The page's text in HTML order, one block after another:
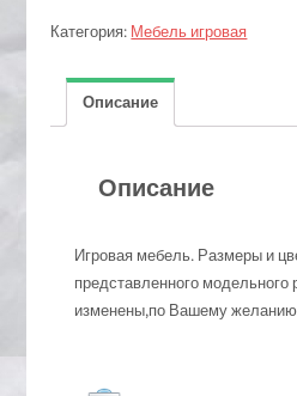
палитра
модельного
ряда
желанию.
Категория: Мебель игровая
Описание
Описание
Игровая мебель. Размеры и
представленного модельного
изменены,по Вашему